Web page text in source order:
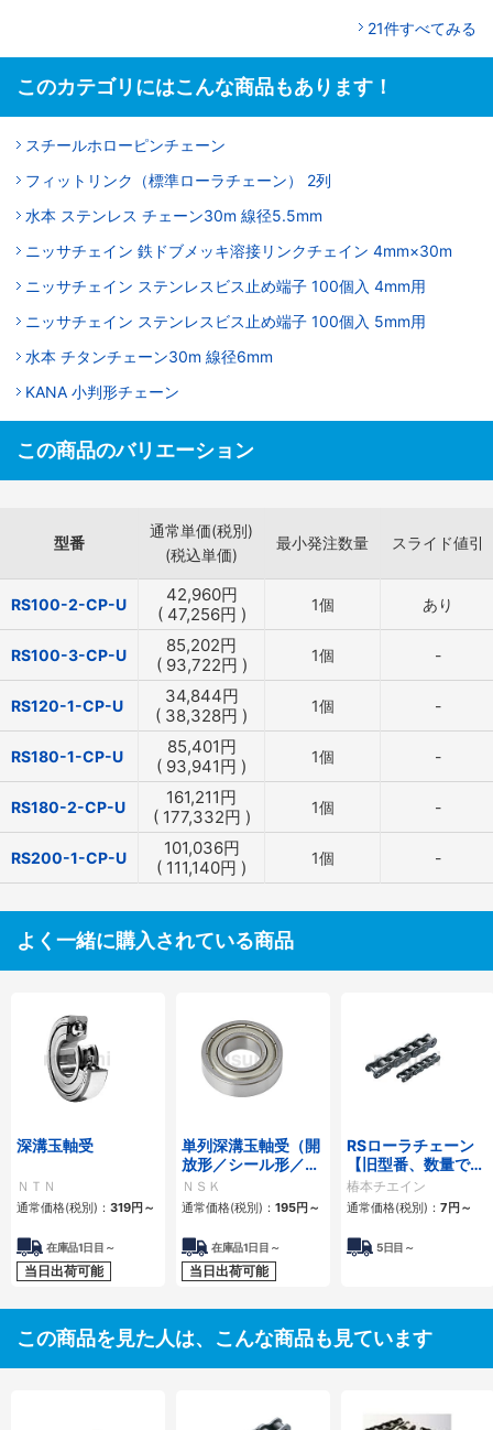
21件すべてみる
このカテゴリにはこんな商品もあります！
スチールホローピンチェーン
フィットリンク（標準ローラチェーン） 2列
水本 ステンレス チェーン30m 線径5.5mm
ニッサチェイン 鉄ドブメッキ溶接リンクチェイン 4mm×30m
ニッサチェイン ステンレスビス止め端子 100個入 4mm用
ニッサチェイン ステンレスビス止め端子 100個入 5mm用
水本 チタンチェーン30m 線径6mm
KANA 小判形チェーン
この商品のバリエーション
型番
通常単価(税別)
(税込単価)
最小発注数量 スライド値引
RS100-2-CP-U 42,960円
( 47,256円 ) 1個 あり
RS100-3-CP-U 85,202円
( 93,722円 ) 1個 -
RS120-1-CP-U 34,844円
( 38,328円 ) 1個 -
RS180-1-CP-U 85,401円
( 93,941円 ) 1個 -
RS180-2-CP-U 161,211円
( 177,332円 ) 1個 -
RS200-1-CP-U 101,036円
( 111,140円 ) 1個 -
よく一緒に購入されている商品
深溝玉軸受
ＮＴＮ
通常価格(税別)： 319円 ～
在庫品1日目～
当日出荷可能
単列深溝玉軸受（開
放形／シール形／シ
ールド形）
ＮＳＫ
通常価格(税別)： 195円 ～
在庫品1日目～
当日出荷可能
RSローラチェーン
【旧型番、数量でリ
ンク数指定】
椿本チエイン
通常価格(税別)： 7 円 ～
5日目～
この商品を見た人は、こんな商品も見ています